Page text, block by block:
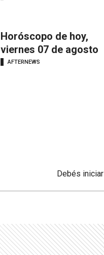
Horóscopo de hoy,
viernes 07 de agosto
AFTERNEWS
Debés